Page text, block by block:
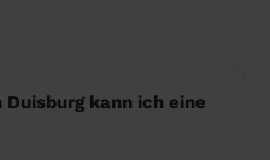
kann ich eine